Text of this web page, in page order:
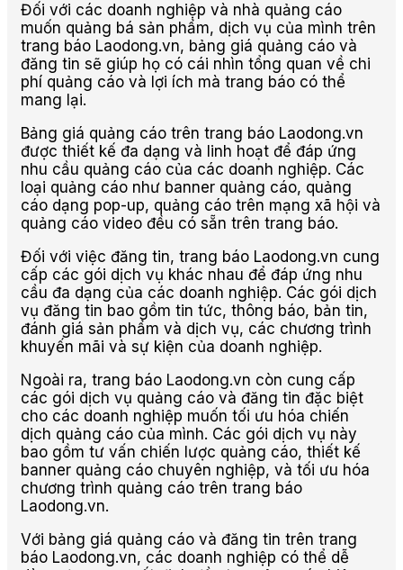
Đối với các doanh nghiệp và nhà quảng cáo
muốn quảng bá sản phẩm, dịch vụ của mình trên
trang báo Laodong.vn, bảng giá quảng cáo và
đăng tin sẽ giúp họ có cái nhìn tổng quan về chi
phí quảng cáo và lợi ích mà trang báo có thể
mang lại.
Bảng giá quảng cáo trên trang báo Laodong.vn
được thiết kế đa dạng và linh hoạt để đáp ứng
nhu cầu quảng cáo của các doanh nghiệp. Các
loại quảng cáo như banner quảng cáo, quảng
cáo dạng pop-up, quảng cáo trên mạng xã hội và
quảng cáo video đều có sẵn trên trang báo.
Đối với việc đăng tin, trang báo Laodong.vn cung
cấp các gói dịch vụ khác nhau để đáp ứng nhu
cầu đa dạng của các doanh nghiệp. Các gói dịch
vụ đăng tin bao gồm tin tức, thông báo, bản tin,
đánh giá sản phẩm và dịch vụ, các chương trình
khuyến mãi và sự kiện của doanh nghiệp.
Ngoài ra, trang báo Laodong.vn còn cung cấp
các gói dịch vụ quảng cáo và đăng tin đặc biệt
cho các doanh nghiệp muốn tối ưu hóa chiến
dịch quảng cáo của mình. Các gói dịch vụ này
bao gồm tư vấn chiến lược quảng cáo, thiết kế
banner quảng cáo chuyên nghiệp, và tối ưu hóa
chương trình quảng cáo trên trang báo
Laodong.vn.
Với bảng giá quảng cáo và đăng tin trên trang
báo Laodong.vn, các doanh nghiệp có thể dễ